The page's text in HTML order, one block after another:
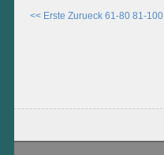
<< Erste Zurueck 61-80 81-100